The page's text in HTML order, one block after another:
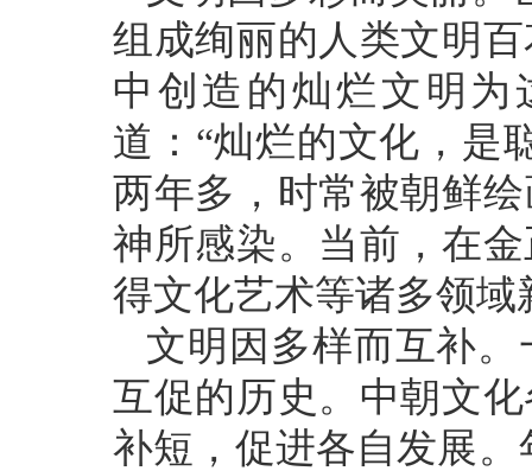
组成绚丽的人类文明
中创造的灿烂文明
道：“灿烂的文化，是
两年多，时常被朝鲜
神所感染。当前，在
得文化艺术等诸多领
文明因多样而互补
互促的历史。中朝文
补短，促进各自发展。